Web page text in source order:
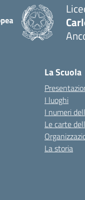
La Scuola
I luoghi
I numeri
Le carte
La storia